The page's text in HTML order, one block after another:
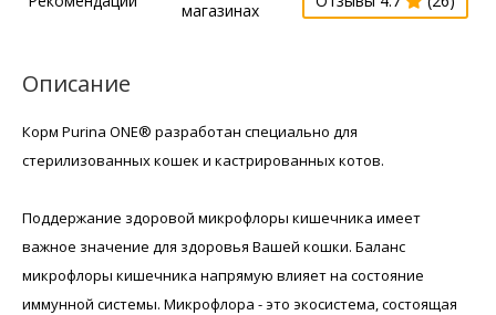
магазинах
Описание
Корм Purina ONE® разработан специально для
стерилизованных кошек и кастрированных котов.
Поддержание здоровой микрофлоры кишечника имеет
важное значение для здоровья Вашей кошки. Баланс
микрофлоры кишечника напрямую влияет на состояние
иммунной системы. Микрофлора - это экосистема, состоящая